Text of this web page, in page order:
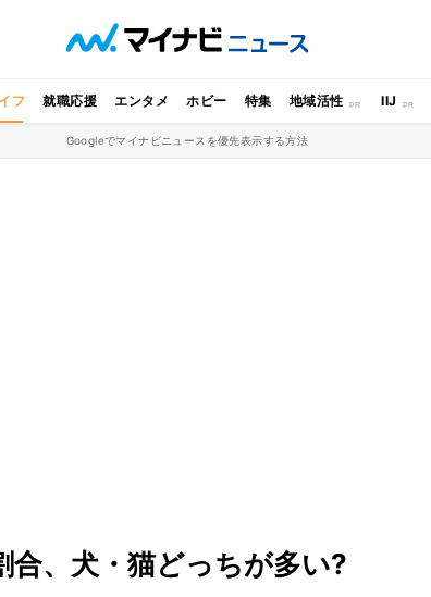
フ 就職応援 エンタメ ホビー 特集 地域活性 IIJ
Googleでマイナビニュースを優先表示する方法
合、犬・猫どっちが多い?